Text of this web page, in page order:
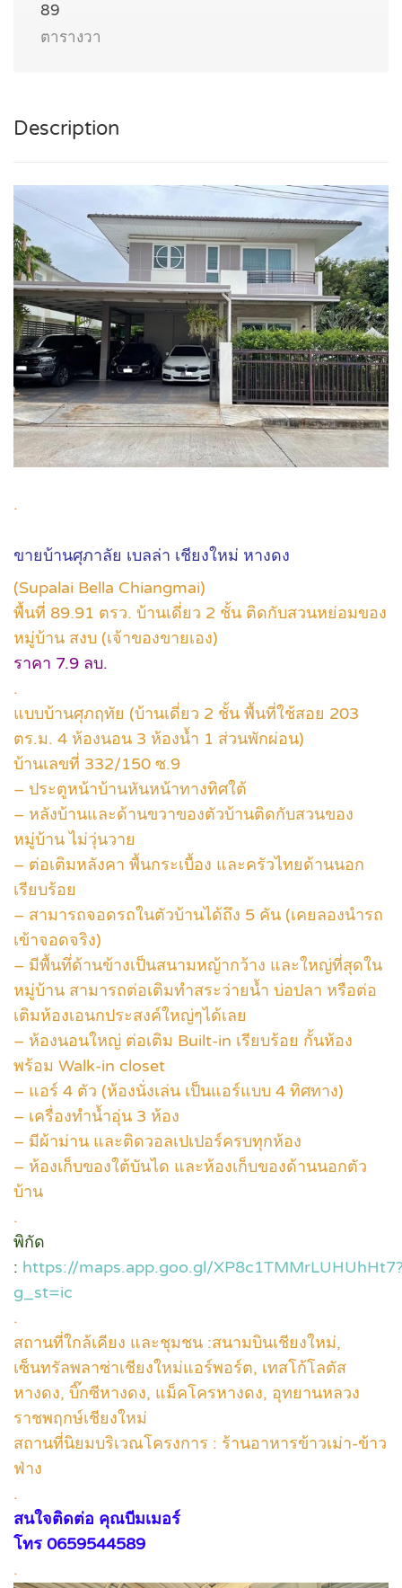
89
ตารางวา
Description
.
ขายบ้านศุภาลัย เบลล่า เชียงใหม่ หางดง
(Supalai Bella Chiangmai)
พื้นที่ 89.91 ตรว. บ้านเดี่ยว 2 ชั้น ติดกับสวนหย่อมของ
หมู่บ้าน สงบ (เจ้าของขายเอง)
ราคา 7.9 ลบ.
.
แบบบ้านศุภฤทัย (บ้านเดี่ยว 2 ชั้น พื้นที่ใช้สอย 203
ตร.ม. 4 ห้องนอน 3 ห้องน้ำ 1 ส่วนพักผ่อน)
บ้านเลขที่ 332/150 ซ.9
– ประตูหน้าบ้านหันหน้าทางทิศใต้
– หลังบ้านและด้านขวาของตัวบ้านติดกับสวนของ
หมู่บ้าน ไม่วุ่นวาย
– ต่อเติมหลังคา พื้นกระเบื้อง และครัวไทยด้านนอก
เรียบร้อย
– สามารถจอดรถในตัวบ้านได้ถึง 5 คัน (เคยลองนำรถ
เข้าจอดจริง)
– มีพื้นทึ่ด้านข้างเป็นสนามหญ้ากว้าง และใหญ่ที่สุดใน
หมู่บ้าน สามารถต่อเติมทำสระว่ายน้ำ บ่อปลา หรือต่อ
เติมห้องเอนกประสงค์ใหญ่ๆได้เลย
– ห้องนอนใหญ่ ต่อเติม Built-in เรียบร้อย กั้นห้อง
พร้อม Walk-in closet
– แอร์ 4 ตัว (ห้องนั่งเล่น เป็นแอร์แบบ 4 ทิศทาง)
– เครื่องทำน้ำอุ่น 3 ห้อง
– มีผ้าม่าน และติดวอลเปเปอร์ครบทุกห้อง
– ห้องเก็บของใต้บันได และห้องเก็บของด้านนอกตัว
บ้าน
.
พิกัด
: https://maps.app.goo.gl/
g_st=ic
.
สถานที่ใกล้เคียง และชุมชน :สนามบินเชียงใหม่,
เซ็นทรัลพลาซ่าเชียงใหม่แอร์พอร์ต, เทสโก้โลตัส
หางดง, บิ๊กซีหางดง, แม็คโครหางดง, อุทยานหลวง
ราชพฤกษ์เชียงใหม่
สถานที่นิยมบริเวณโครงการ : ร้านอาหารข้าวเม่า-ข้าว
ฟ่าง
.
สนใจติดต่อ คุณบีมเมอร์
โทร 0659544589
.